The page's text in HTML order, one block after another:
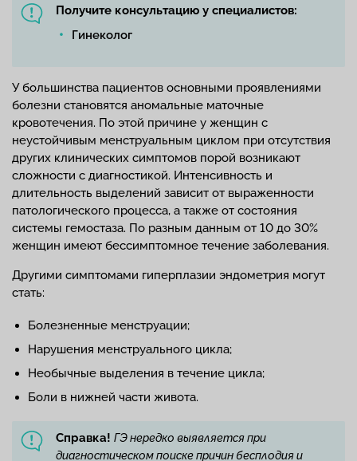
Получите консультацию у специалистов:
Гинеколог
У большинства пациентов основными проявлениями
болезни становятся аномальные маточные
кровотечения. По этой причине у женщин с
неустойчивым менструальным циклом при отсутствия
других клинических симптомов порой возникают
сложности с диагностикой. Интенсивность и
длительность выделений зависит от выраженности
патологического процесса, а также от состояния
системы гемостаза. По разным данным от 10 до 30%
женщин имеют бессимптомное течение заболевания.
Другими симптомами гиперплазии эндометрия могут
стать:
Болезненные менструации;
Нарушения менструального цикла;
Необычные выделения в течение цикла;
Боли в нижней части живота.
Справка! ГЭ нередко выявляется при
диагностическом поиске причин бесплодия и